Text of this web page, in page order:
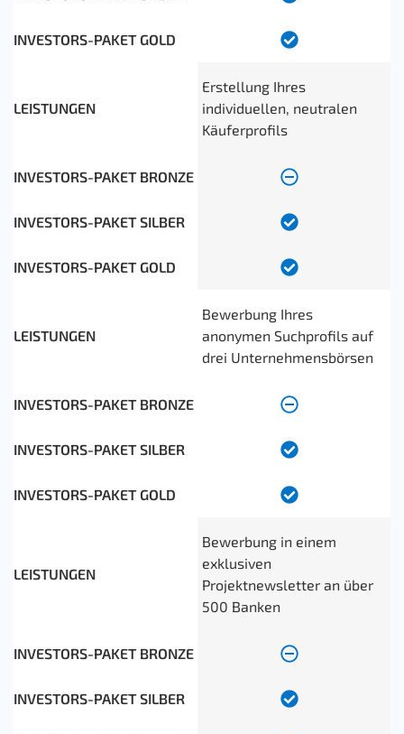
Erstellung Ihres
individuellen, neutralen
Käuferprofils
Bewerbung Ihres
anonymen Suchprofils auf
drei Unternehmensbörsen
Bewerbung in einem
exklusiven
Projektnewsletter an über
500 Banken